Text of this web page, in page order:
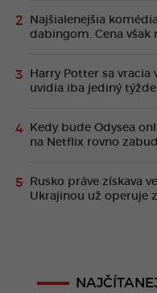
Najšialenejšia
dabingom. Cena však
Harry Potter sa
uvidia iba jediný
Kedy bude Odysea
na Netflix rovno
Rusko práve získava
Ukrajinou už operuje